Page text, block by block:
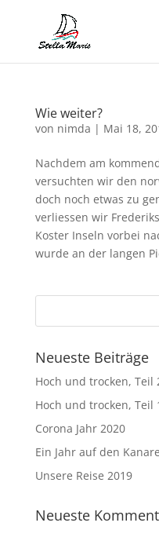
Wie weiter?
von nimda | Mai 18,
Nachdem am
versuchten wir den
doch noch etwas zu
verliessen wir
Koster Inseln vorbei
wurde an der langen
Neueste Beiträge
Hoch und trocken, Teil
Hoch und trocken, Teil
Corona Jahr 2020
Ein Jahr auf den
Unsere Reise 2019
Neueste